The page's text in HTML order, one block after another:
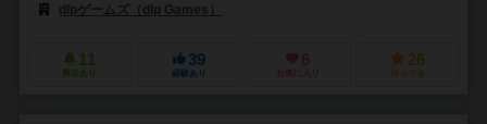
dlpゲームズ（dlp Games）
11
興味あり
39
経験あり
6
お気に入り
26
持ってる